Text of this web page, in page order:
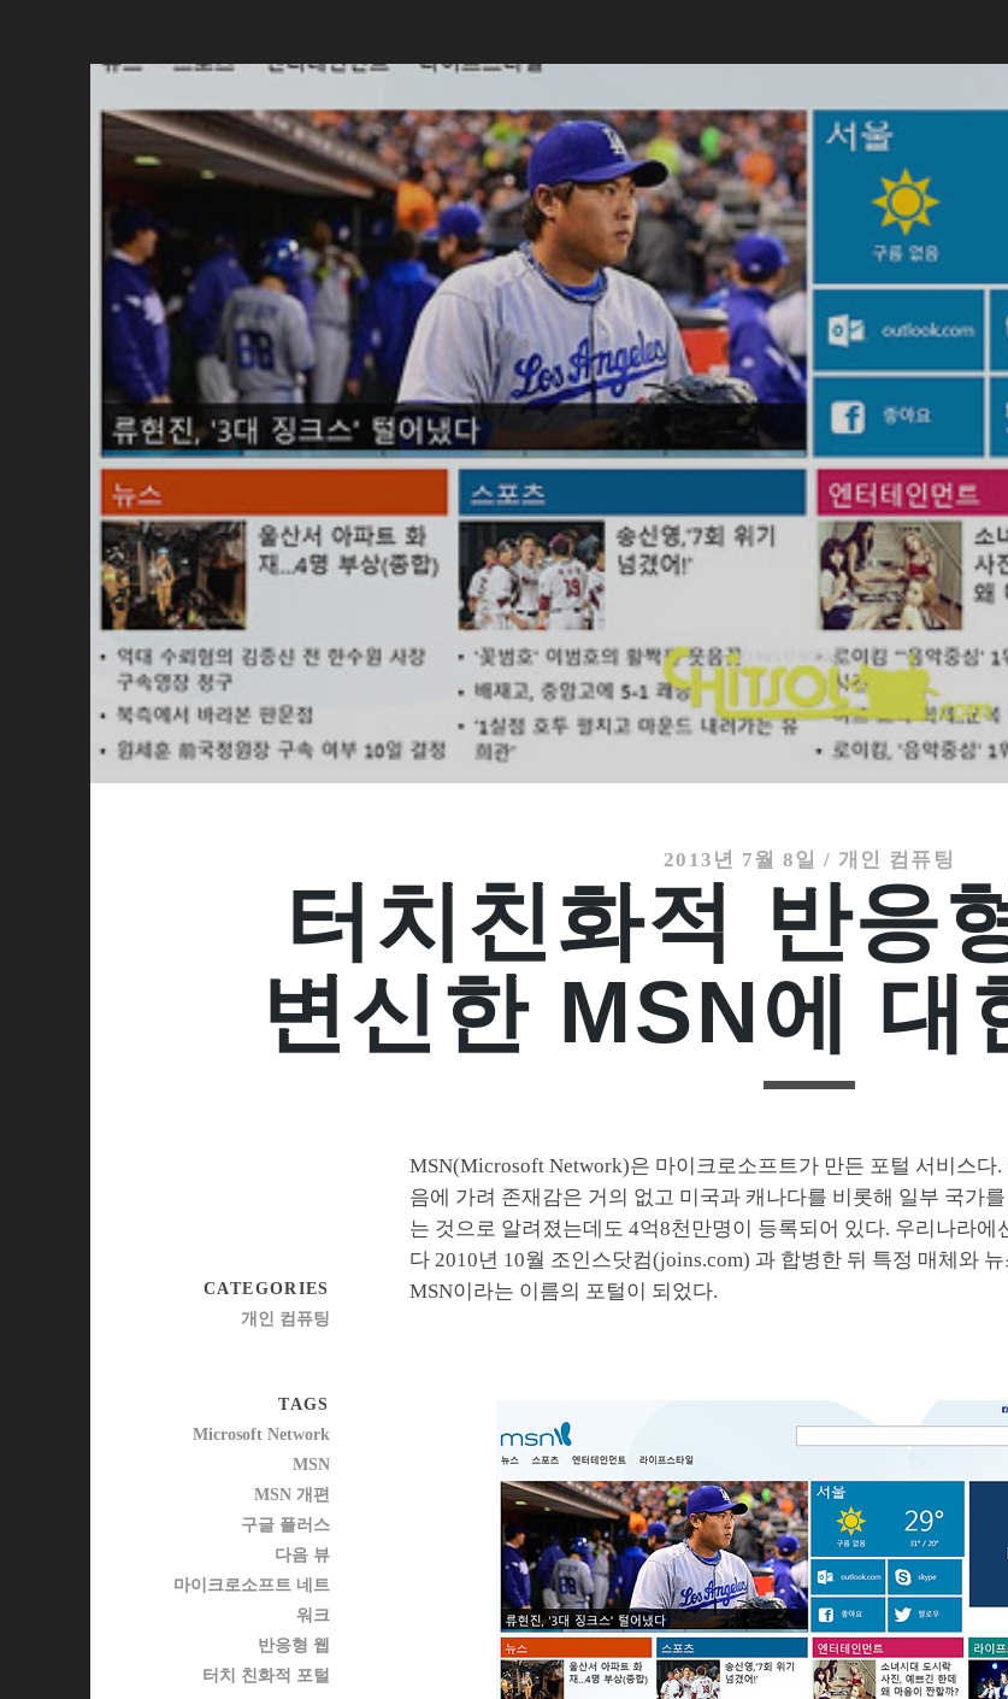
2013년 7월 8일 / 개인 컴퓨팅
터치친화적 반응
변신한 MSN에 대
MSN(Microsoft Network)은 마이크로소프트가 만든 포털 서비스다
음에 가려 존재감은 거의 없고 미국과 캐나다를 비롯해 일부 국가
는 것으로 알려졌는데도 4억8천만명이 등록되어 있다. 우리나라에
다 2010년 10월 조인스닷컴(joins.com) 과 합병한 뒤 특정 매체와
MSN이라는 이름의 포털이 되었다.
CATEGORIES
개인 컴퓨팅
TAGS
Microsoft Network
MSN
MSN 개편
구글 플러스
다음 뷰
마이크로소프트 네트
워크
반응형 웹
터치 친화적 포털